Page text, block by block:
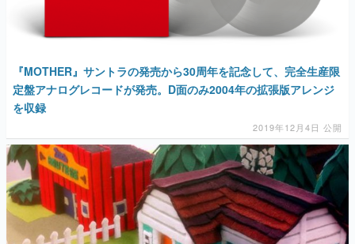
『MOTHER』サントラの発売から30周年を記念して、完全生産限
定盤アナログレコードが発売。D面のみ2004年の拡張版アレンジ
を収録
2019年12月4日 公開